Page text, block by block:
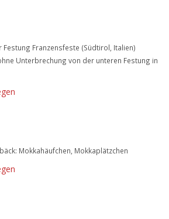
Franzensfeste (Südtirol, Italien)
Unterbrechung von der unteren Festung in
Mokkahäufchen, Mokkaplätzchen